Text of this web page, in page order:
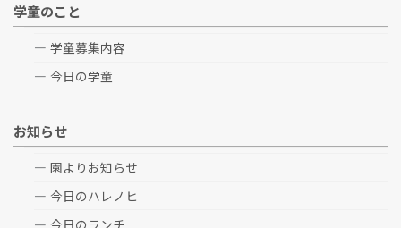
学童のこと
学童募集内容
今日の学童
お知らせ
園よりお知らせ
今日のハレノヒ
今日のランチ